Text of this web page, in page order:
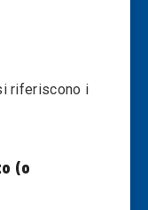
riferiscono i
(o